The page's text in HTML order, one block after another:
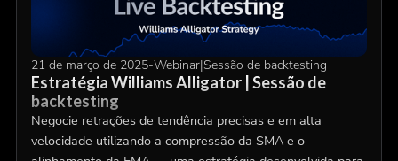
21 de março de 2025-Webinar|Sessão de backtesting
Estratégia Williams Alligator | Sessão de
backtesting
Negocie retrações de tendência precisas e em alta
velocidade utilizando a compressão da SMA e o